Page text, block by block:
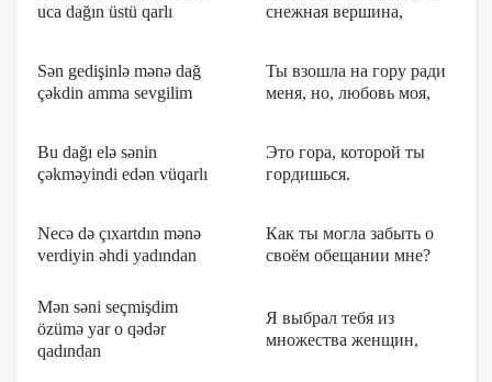
uca dağın üstü qarlı
снежная вершина,
Sən gedişinlə mənə dağ
çəkdin amma sevgilim
Ты взошла на гору ради
меня, но, любовь моя,
Bu dağı elə sənin
çəkməyindi edən vüqarlı
Это гора, которой ты
гордишься.
Necə də çıxartdın mənə
verdiyin əhdi yadından
Как ты могла забыть о
своём обещании мне?
Mən səni seçmişdim
özümə yar o qədər
qadından
Я выбрал тебя из
множества женщин,